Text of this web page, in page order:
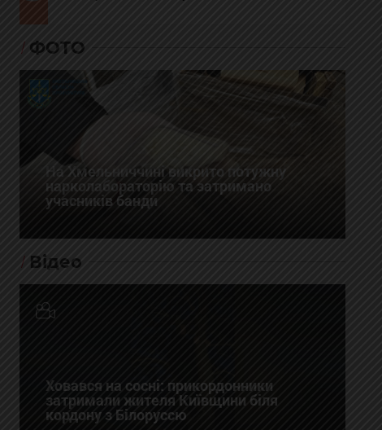
ФОТО
На Хмельниччині викрито потужну
нарколабораторію та затримано
учасників банди
Відео
Ховався на сосні: прикордонники
затримали жителя Київщини біля
кордону з Білоруссю